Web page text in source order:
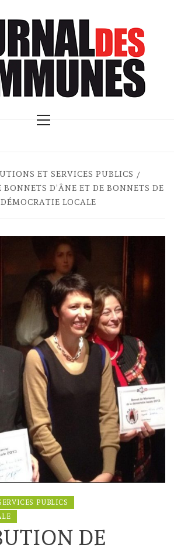
ET SERVICES PUBLICS
D’ÂNE ET DE BONNETS DE
LOCALE
PUBLICS
DE